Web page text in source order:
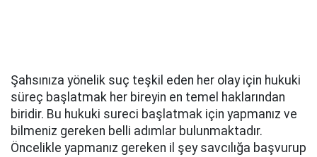
Şahsınıza yönelik suç teşkil eden her olay için hukuki
süreç başlatmak her bireyin en temel haklarından
biridir. Bu hukuki sureci başlatmak için yapmanız ve
bilmeniz gereken belli adımlar bulunmaktadır.
Öncelikle yapmanız gereken il şey savcılığa başvurup